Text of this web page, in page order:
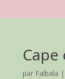
par Falbala |